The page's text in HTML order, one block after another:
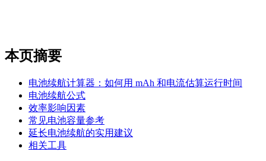
本页摘要
电池续航计算器：如何用 mAh 和电流估算运行时间
电池续航公式
效率影响因素
常见电池容量参考
延长电池续航的实用建议
相关工具